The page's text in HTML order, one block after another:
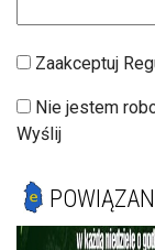
Zaakceptuj
Nie jestem
Wyślij